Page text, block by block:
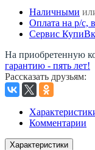
Наличными
Оплата на р/c,
Сервис
На приобретенную
гарантию - пять лет!
Рассказать друзьям:
Комментарии
Характеристики